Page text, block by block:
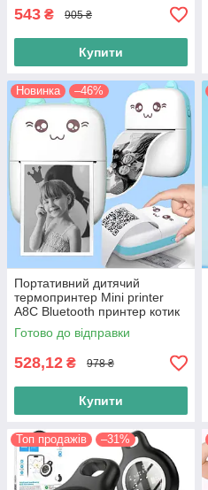
543 ₴ 905 ₴
Купити
Новинка –46%
Портативний дитячий
термопринтер Mini printer
A8C Bluetooth принтер котик
для друку, голубий
Готово до відправки
528,12 ₴ 978 ₴
Купити
Топ продажів –31%